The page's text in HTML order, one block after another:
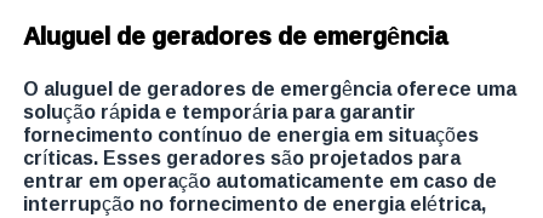
Aluguel de geradores de emergência
O aluguel de geradores de emergência oferece uma
solução rápida e temporária para garantir
fornecimento contínuo de energia em situações
críticas. Esses geradores são projetados para
entrar em operação automaticamente em caso de
interrupção no fornecimento de energia elétrica,